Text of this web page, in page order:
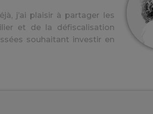
j’ai plaisir à partager les
et de la défiscalisation
souhaitant investir en